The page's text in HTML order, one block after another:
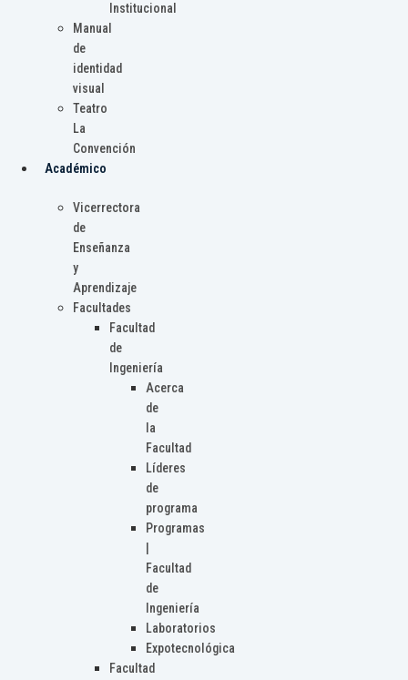
Institucional
Manual
de
identidad
visual
Teatro
La
Convención
Académico
Vicerrectora
de
Enseñanza
y
Aprendizaje
Facultades
Facultad
de
Ingeniería
Acerca
de
la
Facultad
Líderes
de
programa
Programas
Facultad
de
Ingeniería
Laboratorios
Expotecnológica
Facultad